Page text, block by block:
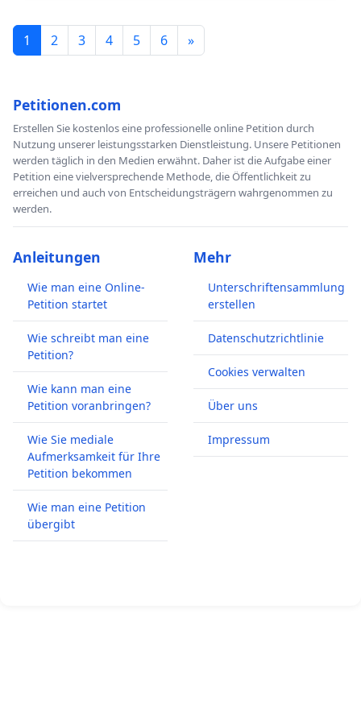
1 2 3 4 5 6 »
Petitionen.com
Erstellen Sie kostenlos eine professionelle online Petition durch
Nutzung unserer leistungsstarken Dienstleistung. Unsere Petitionen
werden täglich in den Medien erwähnt. Daher ist die Aufgabe einer
Petition eine vielversprechende Methode, die Öffentlichkeit zu
erreichen und auch von Entscheidungsträgern wahrgenommen zu
werden.
Anleitungen
Wie man eine Online-
Petition startet
Wie schreibt man eine
Petition?
Wie kann man eine
Petition voranbringen?
Wie Sie mediale
Aufmerksamkeit für Ihre
Petition bekommen
Wie man eine Petition
übergibt
Mehr
Unterschriftensammlung
erstellen
Datenschutzrichtlinie
Cookies verwalten
Über uns
Impressum